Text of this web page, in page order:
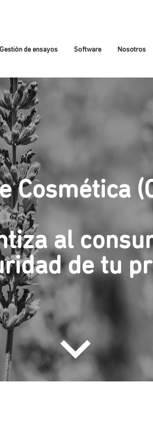
Gestión de ensayos Software Nosotros
Cosmética
al
de tu